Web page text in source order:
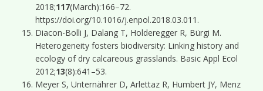
2018;117(March):166–72.
https://doi.org/10.1016/j.enpol.2018.03.011.
Diacon-Bolli J, Dalang T, Holderegger R, Bürgi M.
Heterogeneity fosters biodiversity: Linking history and
ecology of dry calcareous grasslands. Basic Appl Ecol
2012;13(8):641–53.
Meyer S, Unternährer D, Arlettaz R, Humbert JY, Menz